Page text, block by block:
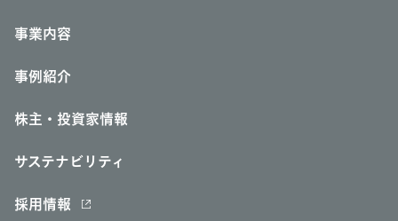
事業内容
事例紹介
株主・投資家情報
サステナビリティ
採用情報